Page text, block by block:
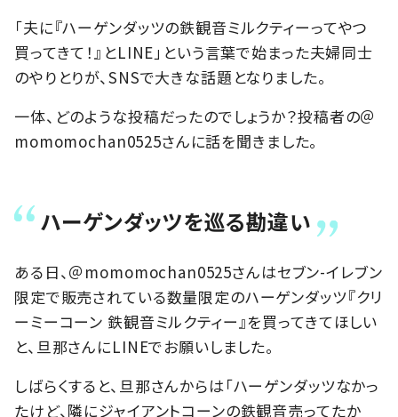
「夫に『ハーゲンダッツの鉄観音ミルクティーってやつ
買ってきて！』とLINE」という言葉で始まった夫婦同士
のやりとりが、SNSで大きな話題となりました。
一体、どのような投稿だったのでしょうか？投稿者の＠
momomochan0525さんに話を聞きました。
ハーゲンダッツを巡る勘違い
ある日、＠momomochan0525さんはセブン-イレブン
限定で販売されている数量限定のハーゲンダッツ『クリ
ーミーコーン 鉄観音ミルクティー』を買ってきてほしい
と、旦那さんにLINEでお願いしました。
しばらくすると、旦那さんからは「ハーゲンダッツなかっ
たけど、隣にジャイアントコーンの鉄観音売ってたか